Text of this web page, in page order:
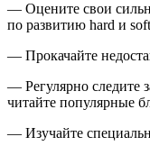
— Оцените свои
по развитию hard и
— Прокачайте
— Регулярно следите
читайте популярные
— Изучайте